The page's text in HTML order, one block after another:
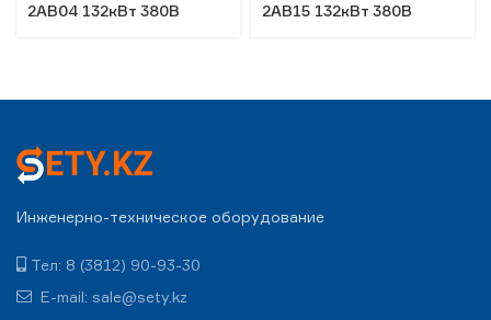
2AB04 132кВт 380В
2AB15 132кВт 380В
Инженерно-техническое оборудование
Тел: 8 (3812) 90-93-30
E-mail: sale@sety.kz